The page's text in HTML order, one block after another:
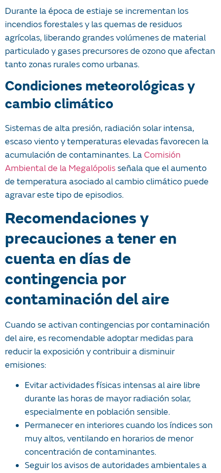
Durante la época de estiaje se incrementan los
incendios forestales y las quemas de residuos
agrícolas, liberando grandes volúmenes de material
particulado y gases precursores de ozono que afectan
tanto zonas rurales como urbanas.
Condiciones meteorológicas y
cambio climático
Sistemas de alta presión, radiación solar intensa,
escaso viento y temperaturas elevadas favorecen la
acumulación de contaminantes. LaComisión
Ambiental de la Megalópolisseñala que el aumento
de temperatura asociado al cambio climático puede
agravar este tipo de episodios.
Recomendaciones y
precauciones a tener en
cuenta en días de
contingencia por
contaminación del aire
Cuando se activan contingencias por contaminación
del aire, es recomendable adoptar medidas para
reducir la exposición y contribuir a disminuir
emisiones:
Evitar actividades físicas intensas al aire libre
durante las horas de mayor radiación solar,
especialmente en población sensible.
Permanecer en interiores cuando los índices son
muy altos, ventilando en horarios de menor
concentración de contaminantes.
Seguir los avisos de autoridades ambientales a